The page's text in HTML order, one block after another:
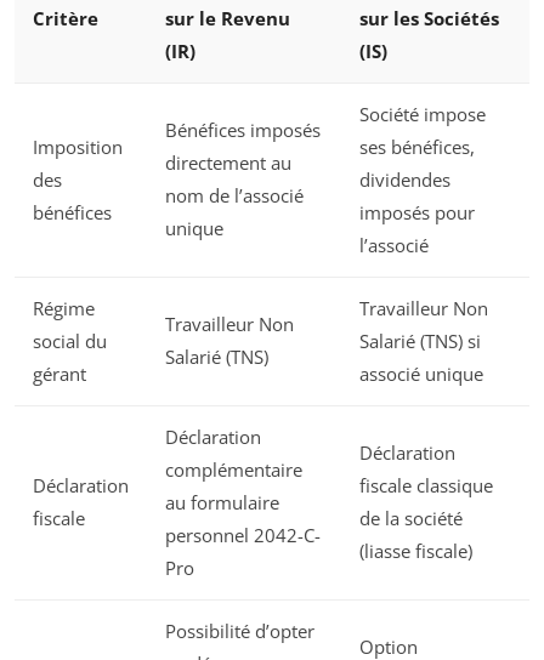
Critère
sur le Revenu
(IR)
sur les Sociétés
(IS)
Imposition
des
bénéfices
Bénéfices imposés
directement au
nom de l’associé
unique
Société impose
ses bénéfices,
dividendes
imposés pour
l’associé
Régime
social du
gérant
Travailleur Non
Salarié (TNS)
Travailleur Non
Salarié (TNS) si
associé unique
Déclaration
fiscale
Déclaration
complémentaire
au formulaire
personnel 2042-C-
Pro
Déclaration
fiscale classique
de la société
(liasse fiscale)
Possibilité d’opter
Option